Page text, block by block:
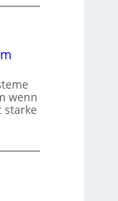
wenn
starke